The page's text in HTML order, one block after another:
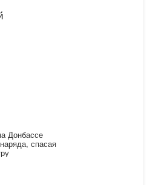
Донбассе
спасая